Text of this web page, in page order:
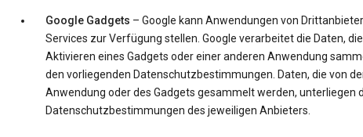
Google Gadgets – Google kann Anwendungen von
Services zur Verfügung stellen. Google verarbeitet die Daten,
Aktivieren eines Gadgets oder einer anderen Anwendung
den vorliegenden Datenschutzbestimmungen. Daten, die von
Anwendung oder des Gadgets gesammelt werden, unterliegen
Datenschutzbestimmungen des jeweiligen Anbieters.